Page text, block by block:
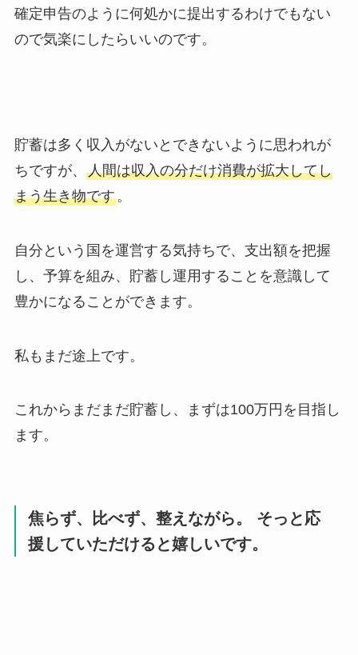
確定申告のように何処かに提出するわけでもない
ので気楽にしたらいいのです。
貯蓄は多く収入がないとできないように思われが
ちですが、 人間は収入の分だけ消費が拡大してし
まう生き物です。
自分という国を運営する気持ちで、支出額を把握
し、予算を組み、貯蓄し運用することを意識して
豊かになることができます。
私もまだ途上です。
これからまだまだ貯蓄し、まずは100万円を目指し
ます。
焦らず、比べず、整えながら。 そっと応
援していただけると嬉しいです。